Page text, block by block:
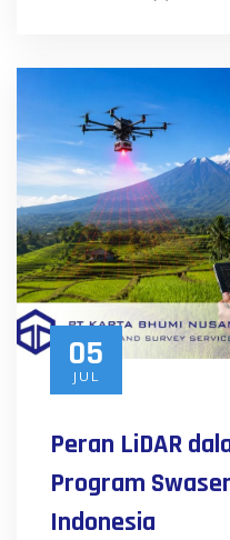
05
JUL
Peran LiDAR
Program
Indonesia